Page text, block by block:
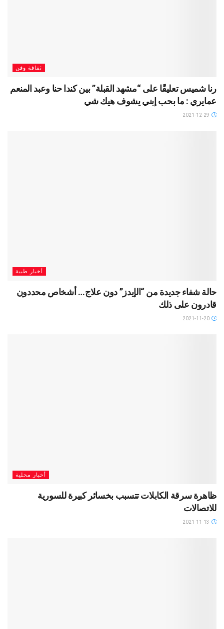
ثقافة وفن
رنا شميس تعليقًا على “مشهد القبلة” بين كندا حنا وعبد المنعم
عمايري : ما بحب إبني يشوف هيك شي
أخبار طبية
حالة شفاء جديدة من “الإيدز” دون علاج… أشخاص محددون
قادرون على ذلك
أخبار محلية
ظاهرة سرقة الكابلات تتسبب بخسائر كبيرة للسورية
للاتصالات